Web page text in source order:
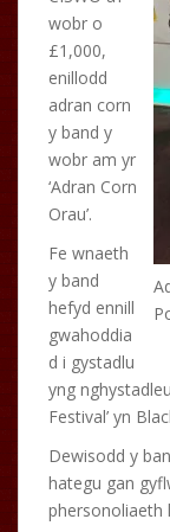
wobr o
£1,000,
enillodd
adran corn
y band y
wobr am yr
‘Adran Corn
Orau’.
Fe wnaeth
y band
hefyd ennill
gwahoddia
d i gystadlu
yng
Festival’ yn
Dewisodd y
hategu gan
phersonoliaeth